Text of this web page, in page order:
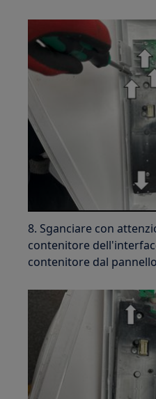
8. Sganciare con
contenitore
contenitore dal